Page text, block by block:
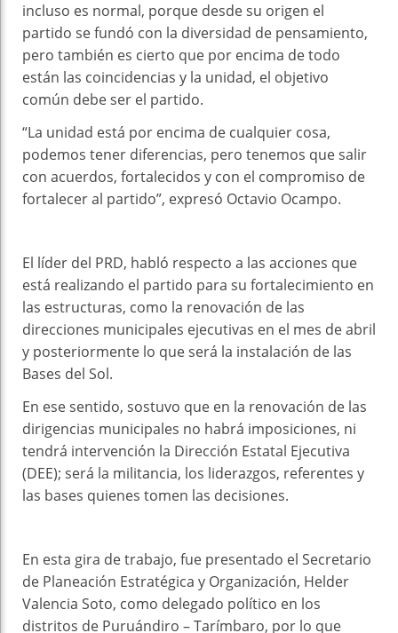
incluso es normal, porque desde su origen el
partido se fundó con la diversidad de pensamiento,
pero también es cierto que por encima de todo
están las coincidencias y la unidad, el objetivo
común debe ser el partido.
“La unidad está por encima de cualquier cosa,
podemos tener diferencias, pero tenemos que salir
con acuerdos, fortalecidos y con el compromiso de
fortalecer al partido”, expresó Octavio Ocampo.
El líder del PRD, habló respecto a las acciones que
está realizando el partido para su fortalecimiento en
las estructuras, como la renovación de las
direcciones municipales ejecutivas en el mes de abril
y posteriormente lo que será la instalación de las
Bases del Sol.
En ese sentido, sostuvo que en la renovación de las
dirigencias municipales no habrá imposiciones, ni
tendrá intervención la Dirección Estatal Ejecutiva
(DEE); será la militancia, los liderazgos, referentes y
las bases quienes tomen las decisiones.
En esta gira de trabajo, fue presentado el Secretario
de Planeación Estratégica y Organización, Helder
Valencia Soto, como delegado político en los
distritos de Puruándiro – Tarímbaro, por lo que